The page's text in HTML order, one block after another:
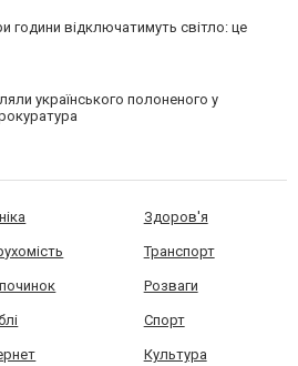
години відключатимуть світло: це
українського полоненого у
Здоров'я
Транспорт
Розваги
Спорт
Культура